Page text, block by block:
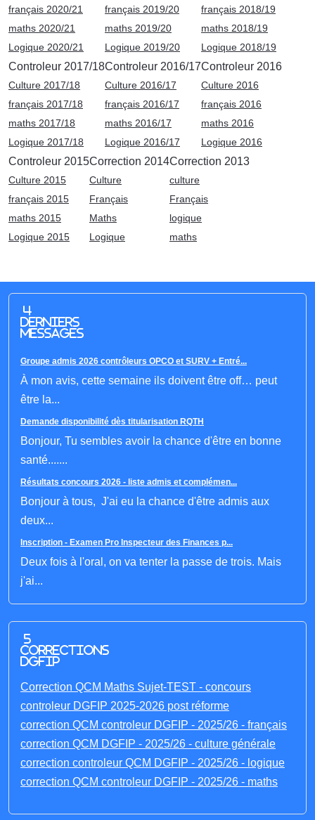
français 2020/21
maths 2020/21
Logique 2020/21
français 2019/20
maths 2019/20
Logique 2019/20
français 2018/19
maths 2018/19
Logique 2018/19
Controleur 2017/18
Culture 2017/18
français 2017/18
maths 2017/18
Logique 2017/18
Controleur 2016/17
Culture 2016/17
français 2016/17
maths 2016/17
Logique 2016/17
Controleur 2016
Culture 2016
français 2016
maths 2016
Logique 2016
Controleur 2015
Culture 2015
français 2015
maths 2015
Logique 2015
Correction 2014
Culture
Français
Maths
Logique
Correction 2013
culture
Français
logique
maths
4
derniers
messages
Groupe admis 2026 contrôleurs OPCO et SURV + Entré...
À mon avis, cette semaine ils doivent être off… peut
être la...
Demande disponibilité dès titularisation RQTH
Bonjour, Tu sembles avoir la chance d'être en bonne
santé.......
Résultats concours 2026 - liste admis et complémen...
Bonjour à tous, J'ai eu la chance d'être admis aux
deux...
Inscription - Examen Pro Inspecteur des Finances p...
Deux fois à l'oral, on va tenter la passe de trois. Mais
j'ai...
5
corrections
DGFIP
Correction QCM Maths Sujet-TEST - concours
controleur DGFIP 2025-2026 post réforme
correction QCM controleur DGFIP - 2025/26 - français
correction QCM DGFIP - 2025/26 - culture générale
correction controleur QCM DGFIP - 2025/26 - logique
correction QCM controleur DGFIP - 2025/26 - maths